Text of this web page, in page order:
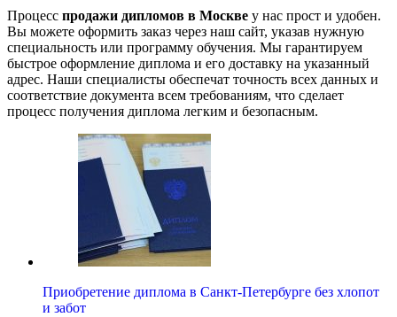
Процесс продажи дипломов в Москве у нас прост и удобен.
Вы можете оформить заказ через наш сайт, указав нужную
специальность или программу обучения. Мы гарантируем
быстрое оформление диплома и его доставку на указанный
адрес. Наши специалисты обеспечат точность всех данных и
соответствие документа всем требованиям, что сделает
процесс получения диплома легким и безопасным.
Приобретение диплома в Санкт-Петербурге без хлопот
и забот